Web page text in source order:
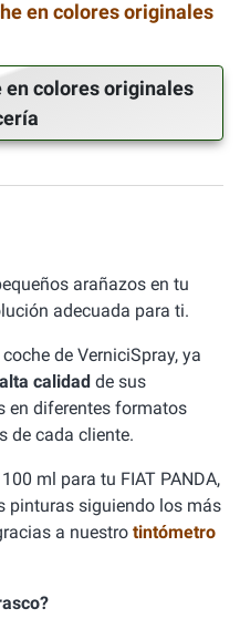
en colores originales
colores originales
arañazos en tu
adecuada para ti.
de VerniciSpray, ya
alta calidad de sus
en diferentes formatos
de cada cliente.
ml para tu FIAT PANDA,
pinturas siguiendo los más
a nuestro tintómetro